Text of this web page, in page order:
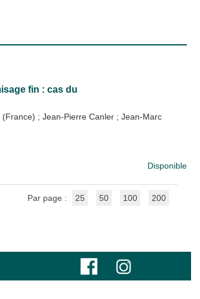
fin : cas du
(France) ; Jean-Pierre Canler ; Jean-Marc
Disponible
Par page : 25 50 100 200